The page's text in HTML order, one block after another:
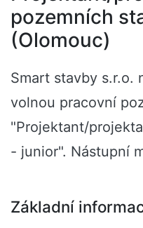
pozemních
(Olomouc)
Smart stavby s.r.o.
volnou pracovní
"Projektant/
- junior". Nástupní
Základní